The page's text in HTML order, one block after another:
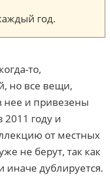
год.
то,
но все вещи,
нее и привезены
году и
от местных
не берут, так как
иначе дублируется.